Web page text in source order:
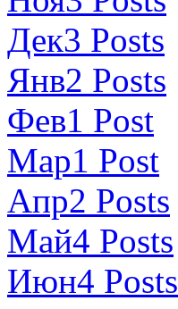
Дек3 Posts
Янв2 Posts
Фев1 Post
Мар1 Post
Апр2 Posts
Май4 Posts
Июн4 Posts